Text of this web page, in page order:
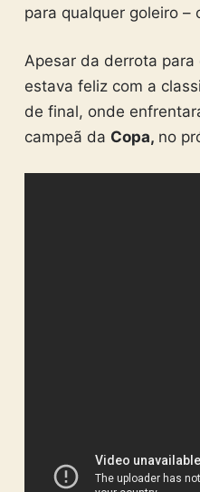
para qualquer goleiro –
Apesar da derrota para
estava feliz com a
de final, onde
campeã da Copa, no